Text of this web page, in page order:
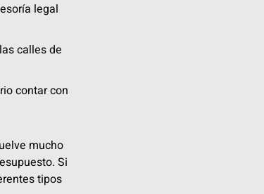
legal
calles de
contar con
mucho
Si
tipos